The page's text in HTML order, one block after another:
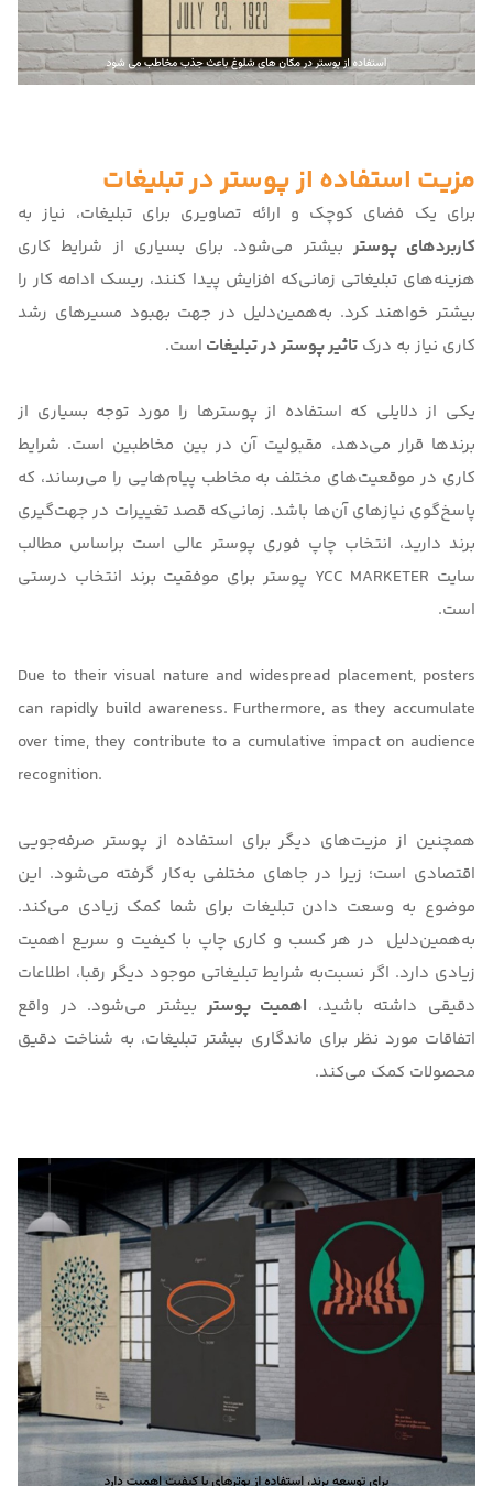
مزیت استفاده از پوستر در تبلیغات
برای یک فضای کوچک و ارائه تصاویری برای تبلیغات، نیاز به
کاربردهای پوستر بیشتر می‌شود. برای بسیاری از شرایط کاری
هزینه‌های تبلیغاتی زمانی‌که افزایش پیدا کنند، ریسک ادامه کار را
بیشتر خواهند کرد. به‌همین‌دلیل در جهت بهبود مسیرهای رشد
کاری نیاز به درک تاثیر پوستر در تبلیغات است.
یکی از دلایلی که استفاده از پوسترها را مورد توجه بسیاری از
برندها قرار می‌دهد، مقبولیت آن در بین مخاطبین است. شرایط
کاری در موقعیت‌های مختلف به مخاطب پیام‌هایی را می‌رساند، که
پاسخ‌گوی نیازهای آن‌ها باشد. زمانی‌که قصد تغییرات در جهت‌گیری
برند دارید، انتخاب چاپ فوری پوستر عالی است براساس مطالب
سایت YCC MARKETER پوستر برای موفقیت برند انتخاب درستی
است.
Due to their visual nature and widespread placement, posters
can rapidly build awareness. Furthermore, as they accumulate
over time, they contribute to a cumulative impact on audience
recognition.
همچنین از مزیت‌های دیگر برای استفاده از پوستر صرفه‌جویی
اقتصادی است؛ زیرا در جاهای مختلفی به‌کار گرفته می‌شود. این
موضوع به وسعت دادن تبلیغات برای شما کمک زیادی می‌کند.
به‌همین‌دلیل در هر کسب و کاری چاپ با کیفیت و سریع اهمیت
زیادی دارد. اگر نسبت‌به شرایط تبلیغاتی موجود دیگر رقبا، اطلاعات
دقیقی داشته باشید، اهمیت پوستر بیشتر می‌شود. در واقع
اتفاقات مورد نظر برای ماندگاری بیشتر تبلیغات، به شناخت دقیق
محصولات کمک می‌کند.